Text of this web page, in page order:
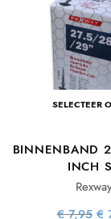
SELECTEER
BINNENBAND
INCH
€7,95 €